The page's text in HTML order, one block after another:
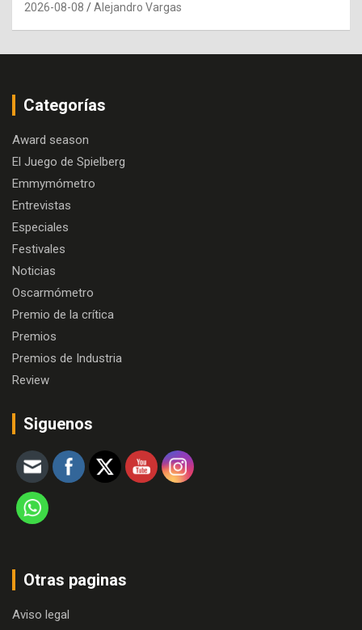
2026-08-08 Alejandro Vargas
Categorías
Award season
El Juego de Spielberg
Emmymómetro
Entrevistas
Especiales
Festivales
Noticias
Oscarmómetro
Premio de la crítica
Premios
Premios de Industria
Review
Siguenos
Otras paginas
Aviso legal